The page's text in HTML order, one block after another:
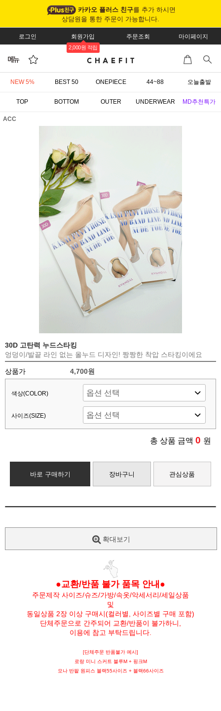
카카오 플러스 친구를 추가 하시면
상담원을 통한 주문이 가능합니다.
로그인 회원가입
2,000원 적립
주문조회 마이페이지
NEW 5% BEST 50 ONEPIECE 44~88 오늘출발
TOP BOTTOM OUTER UNDERWEAR MD추천특가
ACC
30D 고탄력 누드스타킹
엉덩이/발끝 라인 없는 올누드 디자인! 짱짱한 착압 스타킹이에요
상품가 4,700원
색상(COLOR)
사이즈(SIZE)
총 상품 금액 0 원
바로 구매하기 장바구니 관심상품
확대보기
●교환/반품 불가 품목 안내●
주문제작 사이즈/슈즈/가방/속옷/악세서리/세일상품
및
동일상품 2장 이상 구매시(컬러별, 사이즈별 구매 포함)
단체주문으로 간주되어 교환/반품이 불가하니,
이용에 참고 부탁드립니다.
[단체주문 반품불가 예시]
로랑 미니 스커트 블루M + 핑크M
모나 반팔 원피스 블랙55사이즈 + 블랙66사이즈